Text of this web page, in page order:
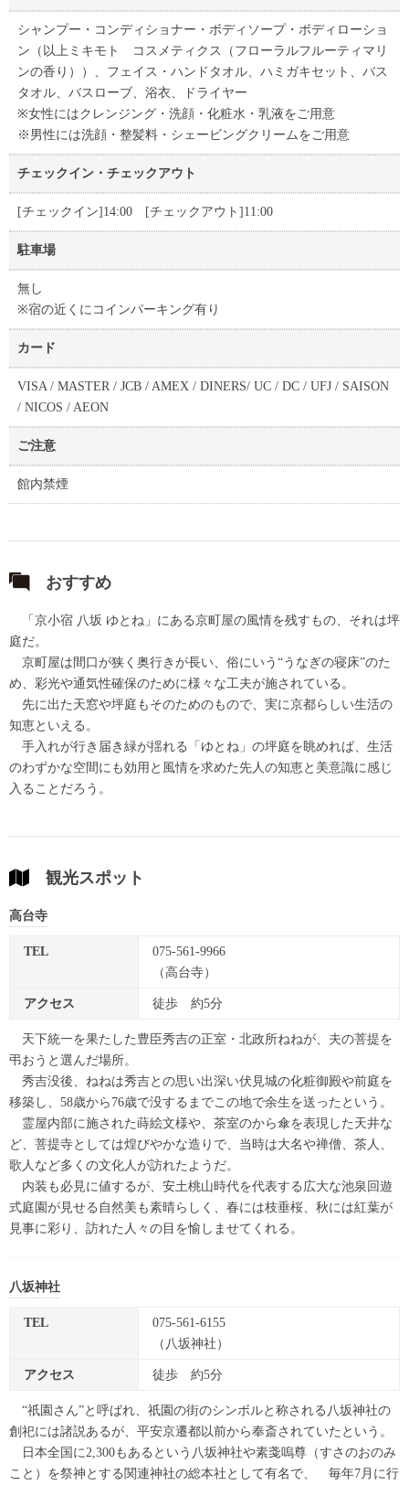
シャンプー・コンディショナー・ボディソープ・ボディローショ
ン（以上ミキモト コスメティクス（フローラルフルーティマリ
ンの香り））、フェイス・ハンドタオル、ハミガキセット、バス
タオル、バスローブ、浴衣、ドライヤー
※女性にはクレンジング・洗顔・化粧水・乳液をご用意
※男性には洗顔・整髪料・シェービングクリームをご用意
チェックイン・チェックアウト
[チェックイン]14:00 [チェックアウト]11:00
駐車場
無し
※宿の近くにコインパーキング有り
カード
VISA / MASTER / JCB / AMEX / DINERS/ UC / DC / UFJ / SAISON
/ NICOS / AEON
ご注意
館内禁煙
おすすめ
「京小宿 八坂 ゆとね」にある京町屋の風情を残すもの、それは坪
庭だ。
京町屋は間口が狭く奥行きが長い、俗にいう“うなぎの寝床”のた
め、彩光や通気性確保のために様々な工夫が施されている。
先に出た天窓や坪庭もそのためのもので、実に京都らしい生活の
知恵といえる。
手入れが行き届き緑が揺れる「ゆとね」の坪庭を眺めれば、生活
のわずかな空間にも効用と風情を求めた先人の知恵と美意識に感じ
入ることだろう。
観光スポット
高台寺
TEL
075-561-9966
（高台寺）
アクセス 徒歩 約5分
天下統一を果たした豊臣秀吉の正室・北政所ねねが、夫の菩提を
弔おうと選んだ場所。
秀吉没後、ねねは秀吉との思い出深い伏見城の化粧御殿や前庭を
移築し、58歳から76歳で没するまでこの地で余生を送ったという。
霊屋内部に施された蒔絵文様や、茶室のから傘を表現した天井な
ど、菩提寺としては煌びやかな造りで、当時は大名や禅僧、茶人、
歌人など多くの文化人が訪れたようだ。
内装も必見に値するが、安土桃山時代を代表する広大な池泉回遊
式庭園が見せる自然美も素晴らしく、春には枝垂桜、秋には紅葉が
見事に彩り、訪れた人々の目を愉しませてくれる。
八坂神社
TEL
075-561-6155
（八坂神社）
アクセス 徒歩 約5分
“祇園さん”と呼ばれ、祇園の街のシンボルと称される八坂神社の
創祀には諸説あるが、平安京遷都以前から奉斎されていたという。
日本全国に2,300もあるという八坂神社や素戔嗚尊（すさのおのみ
こと）を祭神とする関連神社の総本社として有名で、 毎年7月に行